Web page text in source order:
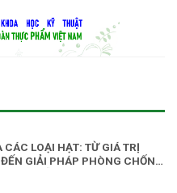
LOẠI HẠT: TỪ GIÁ TRỊ
GIẢI PHÁP PHÒNG CHỐNG